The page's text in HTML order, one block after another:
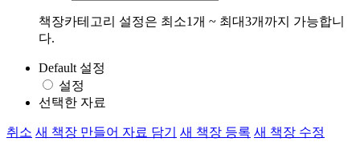
책장카테고리 설정은 최소1개 ~ 최대3개까지 가능합니
다.
Default 설정
설정
선택한 자료
취소 새 책장 만들어 자료 담기 새 책장 등록 새 책장 수정